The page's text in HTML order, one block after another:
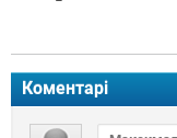
Коментарі